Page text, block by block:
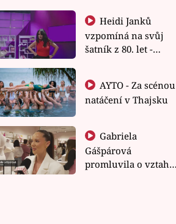
Heidi Janků
vzpomíná na svůj
šatník z 80. let -
natáčení v Thajsku
Gabriela
Gášpárová
promluvila o vztahu